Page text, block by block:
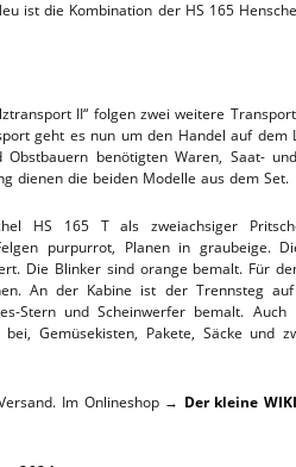
ist die Kombination der HS 165
II“ folgen zwei weitere
geht es nun um den Handel auf dem
benötigten Waren, Saat-
dienen die beiden Modelle aus dem Set.
HS 165 T als zweiachsiger
purpurrot, Planen in graubeige.
Die Blinker sind orange bemalt. Für
An der Kabine ist der Trennsteg
Stern und Scheinwerfer bemalt.
Gemüsekisten, Pakete, Säcke und
Im Onlineshop → Der kleine